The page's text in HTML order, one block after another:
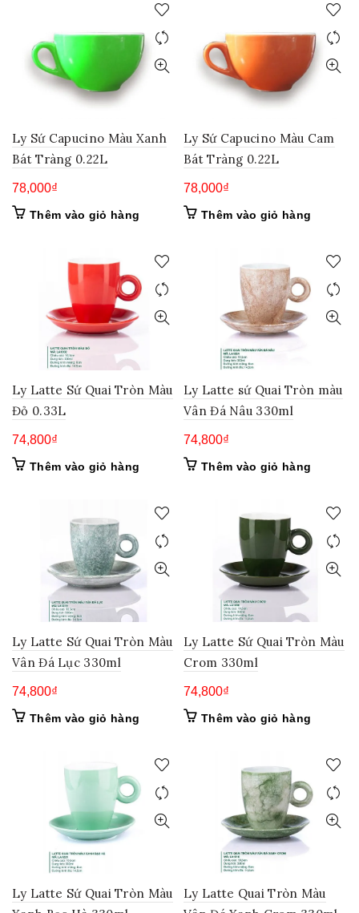
Ly Sứ Capucino Màu Xanh
Bát Tràng 0.22L
78,000₫
Thêm vào giỏ hàng
Ly Sứ Capucino Màu Cam
Bát Tràng 0.22L
78,000₫
Thêm vào giỏ hàng
Ly Latte Sứ Quai Tròn Màu
Đỏ 0.33L
74,800₫
Thêm vào giỏ hàng
Ly Latte sứ Quai Tròn màu
Vân Đá Nâu 330ml
74,800₫
Thêm vào giỏ hàng
Ly Latte Sứ Quai Tròn Màu
Vân Đá Lục 330ml
74,800₫
Thêm vào giỏ hàng
Ly Latte Sứ Quai Tròn Màu
Crom 330ml
74,800₫
Thêm vào giỏ hàng
Ly Latte Sứ Quai Tròn Màu
Ly Latte Quai Tròn Màu